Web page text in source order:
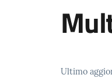
Ultimo